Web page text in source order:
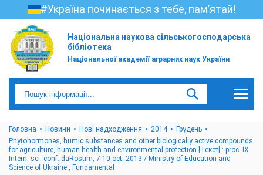
#Україна починається з тебе, пам’ятай!
Національна наукова сільськогосподарська
бібліотека
Національної академії аграрних наук України
Головна Новини Нові надходження 2014
Грудень
Phytohormones, humic substances and other biologically active compounds
for agriculture, human health and environmental protection [Текст] : proc. IX
Intern. sci. conf. daRostim, 7-10 oct. 2013 / Ministry of Education and
Science of Ukraine , Fundamental